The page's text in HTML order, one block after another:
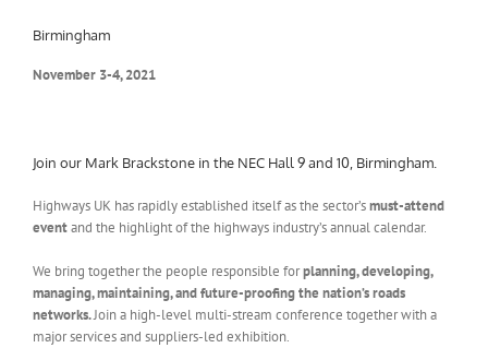
Birmingham
November 3-4, 2021
Join our Mark Brackstone in the NEC Hall 9 and 10, Birmingham.
Highways UK has rapidly established itself as the sector’smust-attend
eventand the highlight of the highways industry’s annual calendar.
We bring together the people responsible forplanning, developing,
managing, maintaining, and future-proofing the nation’s roads
networks.Join a high-level multi-stream conference together with a
major services and suppliers-led exhibition.